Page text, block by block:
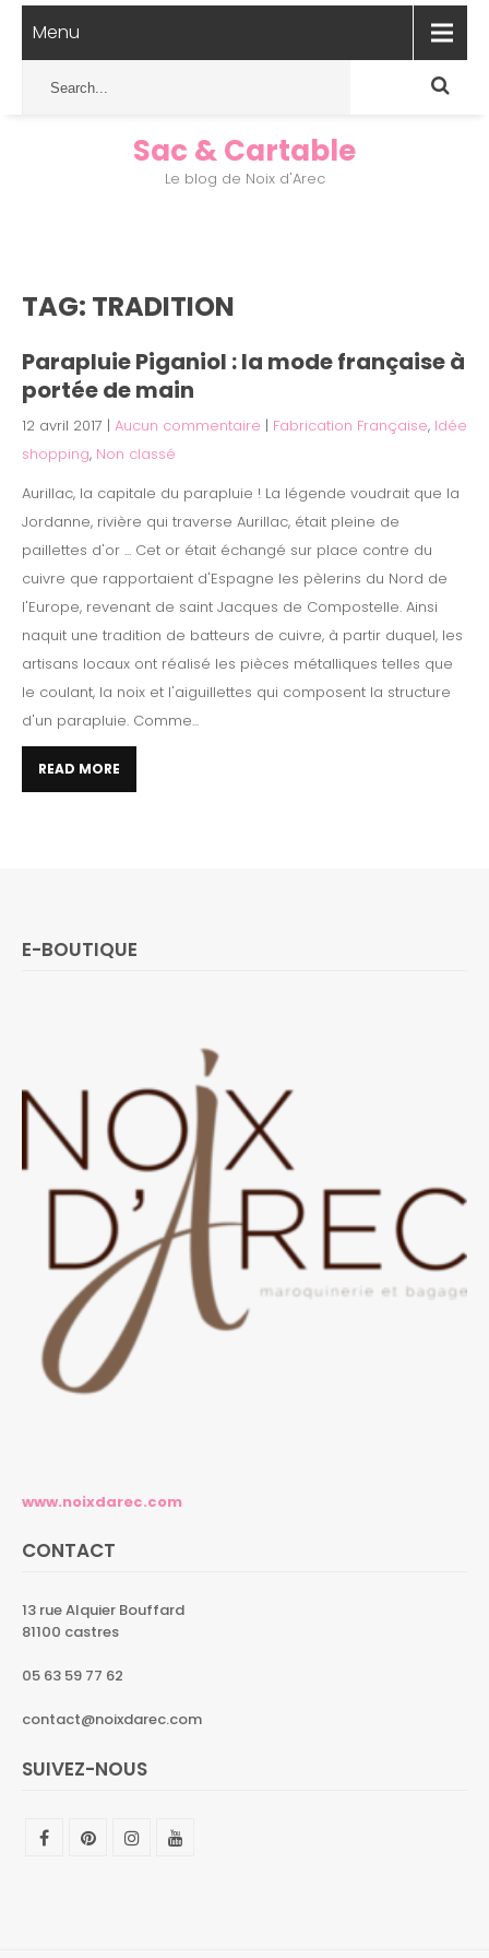
Menu
Sac & Cartable
Le blog de Noix d'Arec
TAG: TRADITION
Parapluie Piganiol : la mode française à
portée de main
12 avril 2017 | Aucun commentaire | Fabrication Française, Idée
shopping, Non classé
Aurillac, la capitale du parapluie ! La légende voudrait que la
Jordanne, rivière qui traverse Aurillac, était pleine de
paillettes d'or ... Cet or était échangé sur place contre du
cuivre que rapportaient d'Espagne les pèlerins du Nord de
l'Europe, revenant de saint Jacques de Compostelle. Ainsi
naquit une tradition de batteurs de cuivre, à partir duquel, les
artisans locaux ont réalisé les pièces métalliques telles que
le coulant, la noix et l'aiguillettes qui composent la structure
d'un parapluie. Comme...
READ MORE
E-BOUTIQUE
www.noixdarec.com
CONTACT
13 rue Alquier Bouffard
81100 castres
05 63 59 77 62
contact@noixdarec.com
SUIVEZ-NOUS